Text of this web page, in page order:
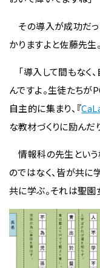
その導入が成功だっ
かりますよと佐藤先生。
「導入して間もなく
んですよ。生徒たちが
自主的に集まり、『
な教材づくりに励んだ
情報科の先生という
のではなく、皆が共
共に学ぶ。それは聖